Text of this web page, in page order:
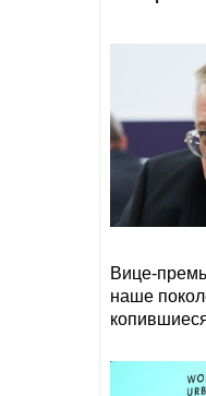
09:32
09:15
Вице-
наше